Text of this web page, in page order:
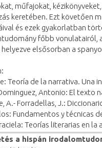
műfajokat,
keretében. Ezt követően
és ezek gyakorlatban
főbb vonulatairól,
elsősorban a
Teoría de la narrativa. Una
Antonio: El texto
A.- Forradellas, J.:
Fundamentos y técnicas
Teorías literarias en
a hispán